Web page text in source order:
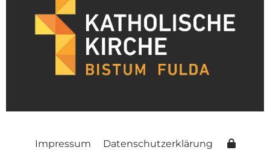
Impressum Datenschutzerklärung